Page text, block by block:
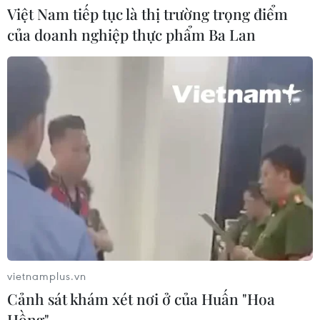
viện, Uganda đếm ngược đến ngày
hết dịch
Xem thêm
CƠ QUAN CHỦ QUẢN: THÔNG TẤN XÃ VIỆT NAM
Tổng Biên tập: TRẦN TIẾN DUẨN
Phó Tổng Biên tập: NGUYỄN THỊ TÁM, KHÚC THANH
THỦY
Sở hữu trí tuệ
Việt Nam tiếp tục là thị trường trọng điểm
của doanh nghiệp thực phẩm Ba Lan
vietnamplus.vn
Cảnh sát khám xét nơi ở của Huấn "Hoa